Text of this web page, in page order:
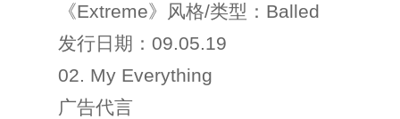
《Extreme》风格/类型：Balled
发行日期：09.05.19
02. My Everything
广告代言